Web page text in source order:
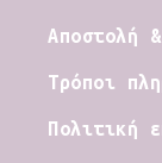
Αποστολή
Τρόποι
Πολιτική